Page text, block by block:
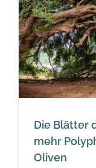
Die Blätter
mehr
Oliven